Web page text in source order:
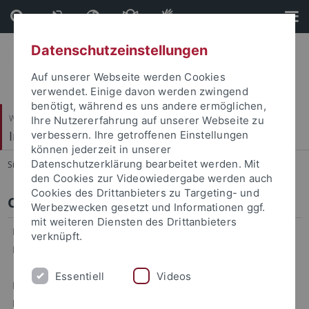
Direkt
zum
Inhalt
Direkt
zur
Fußleiste
Wirtschafts- und Sozialwissenschaftliche Fakultät
International Business Taxation
Sie sind hier: Startseite ... Team
Carola Nickel, M.Sc.
Eberhard Karls Universität Tübingen
International Business Taxation
Room 128
Nauklerstr. 47
Datenschutzeinstellungen
Auf unserer Webseite werden Cookies
verwendet. Einige davon werden zwingend
benötigt, während es uns andere ermöglichen,
Ihre Nutzererfahrung auf unserer Webseite zu
verbessern. Ihre getroffenen Einstellungen
können jederzeit in unserer
Datenschutzerklärung bearbeitet werden. Mit
den Cookies zur Videowiedergabe werden auch
Cookies des Drittanbieters zu Targeting- und
Werbezwecken gesetzt und Informationen ggf.
mit weiteren Diensten des Drittanbieters
verknüpft.
Essentiell Videos